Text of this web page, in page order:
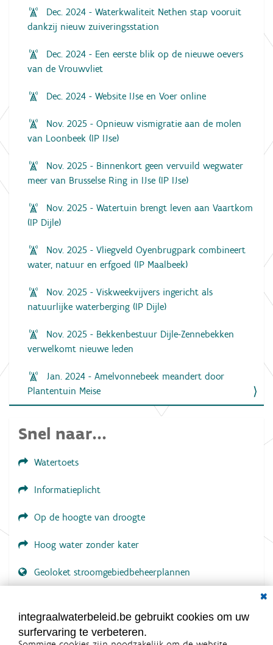
Dec. 2024 - Waterkwaliteit Nethen stap vooruit
dankzij nieuw zuiveringsstation
Dec. 2024 - Een eerste blik op de nieuwe oevers
van de Vrouwvliet
Dec. 2024 - Website IJse en Voer online
Nov. 2025 - Opnieuw vismigratie aan de molen
van Loonbeek (IP IJse)
Nov. 2025 - Binnenkort geen vervuild wegwater
meer van Brusselse Ring in IJse (IP IJse)
Nov. 2025 - Watertuin brengt leven aan Vaartkom
(IP Dijle)
Nov. 2025 - Vliegveld Oyenbrugpark combineert
water, natuur en erfgoed (IP Maalbeek)
Nov. 2025 - Viskweekvijvers ingericht als
natuurlijke waterberging (IP Dijle)
Nov. 2025 - Bekkenbestuur Dijle-Zennebekken
verwelkomt nieuwe leden
Jan. 2024 - Amelvonnebeek meandert door
Plantentuin Meise
Snel naar...
Watertoets
Informatieplicht
Op de hoogte van droogte
Hoog water zonder kater
Geoloket stroomgebiedbeheerplannen
LOGIN VEREIST
integraalwaterbeleid.be gebruikt cookies om uw
surfervaring te verbeteren.